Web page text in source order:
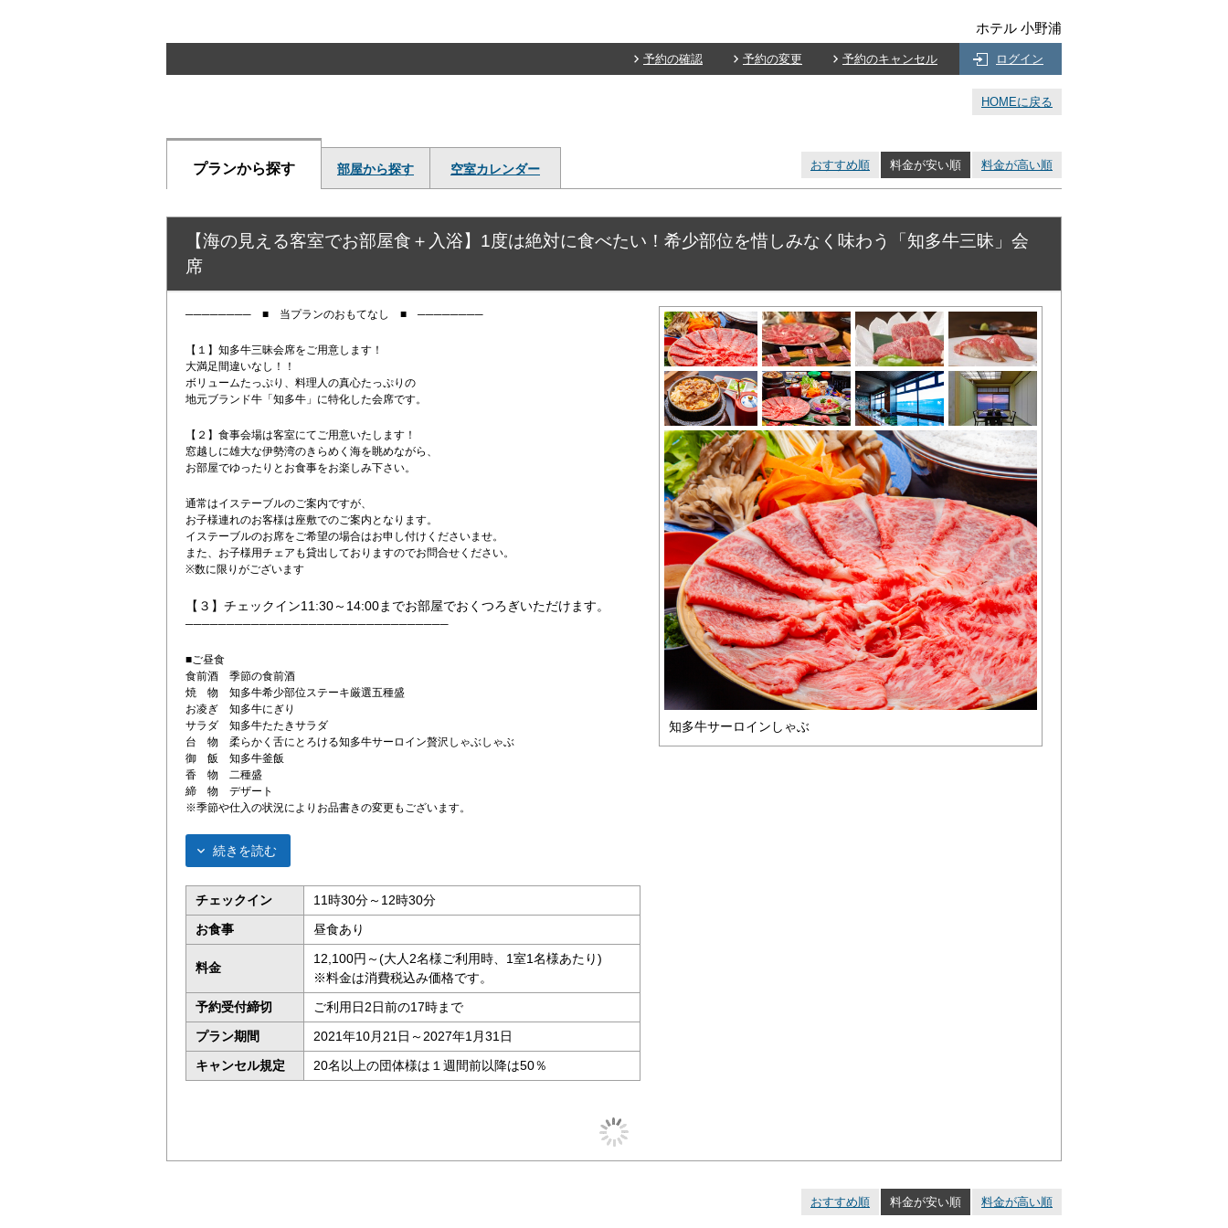
ホテル 小野浦
予約の確認 予約の変更 予約のキャンセル ログイン
HOMEに戻る
プランから探す 部屋から探す 空室カレンダー おすすめ順 料金が安い順 料金が高い順
【海の見える客室でお部屋食＋入浴】1度は絶対に食べたい！希少部位を惜しみなく味わう「知多牛三昧」会
席
──────── ■ 当プランのおもてなし ■ ────────
【１】知多牛三昧会席をご用意します！
大満足間違いなし！！
ボリュームたっぷり、料理人の真心たっぷりの
地元ブランド牛「知多牛」に特化した会席です。
【２】食事会場は客室にてご用意いたします！
窓越しに雄大な伊勢湾のきらめく海を眺めながら、
お部屋でゆったりとお食事をお楽しみ下さい。
通常はイステーブルのご案内ですが、
お子様連れのお客様は座敷でのご案内となります。
イステーブルのお席をご希望の場合はお申し付けくださいませ。
また、お子様用チェアも貸出しておりますのでお問合せください。
※数に限りがございます
【３】チェックイン11:30～14:00までお部屋でおくつろぎいただけます。
────────────────────────────────
■ご昼食
食前酒 季節の食前酒
焼 物 知多牛希少部位ステーキ厳選五種盛
お凌ぎ 知多牛にぎり
サラダ 知多牛たたきサラダ
台 物 柔らかく舌にとろける知多牛サーロイン贅沢しゃぶしゃぶ
御 飯 知多牛釜飯
香 物 二種盛
締 物 デザート
※季節や仕入の状況によりお品書きの変更もございます。
続きを読む
チェックイン
11時30分～12時30分
お食事
昼食あり
料金
12,100円～(大人2名様ご利用時、1室1名様あたり)
※料金は消費税込み価格です。
予約受付締切
ご利用日2日前の17時まで
プラン期間
2021年10月21日～2027年1月31日
キャンセル規定
20名以上の団体様は１週間前以降は50％
知多牛サーロインしゃぶ
おすすめ順 料金が安い順 料金が高い順